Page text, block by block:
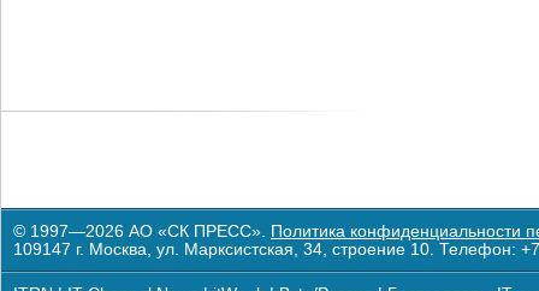
© 1997—2026 АО «СК ПРЕСС». Политика конфиденциальности
109147 г. Москва, ул. Марксистская, 34, строение 10. Телефон: